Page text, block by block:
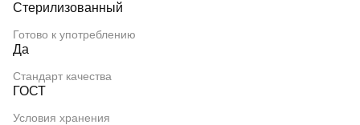
Стерилизованный
Готово к употреблению
Да
Стандарт качества
ГОСТ
Условия хранения